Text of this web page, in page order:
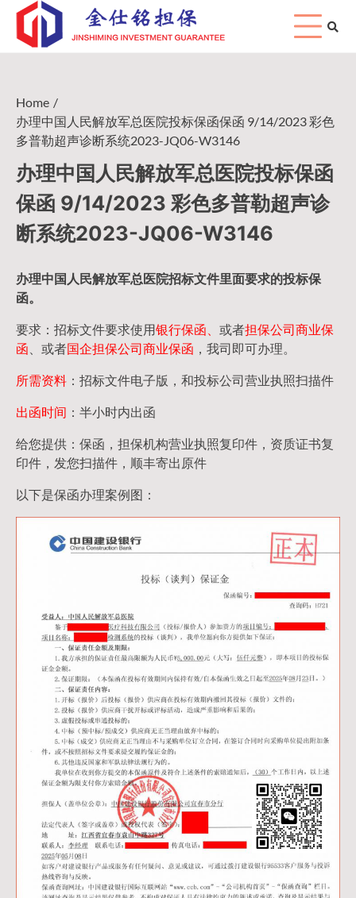
Skip
content
Home
办理中国人民解放军总医院投标保函保函 9/14/2023 彩色
多普勒超声诊断系统2023-JQ06-W3146
办理中国人民解放军总医院投标保函
保函 9/14/2023 彩色多普勒超声诊
断系统2023-JQ06-W3146
办理中国人民解放军总医院招标文件里面要求的投标保
函。
要求：招标文件要求使用银行保函、 或者担保公司商业保
函 、或者国企担保公司商业保函 ，我司即可办理。
所需资料 ：招标文件电子版，和投标公司营业执照扫描件
出函时间 ：半小时内出函
给您提供：保函，担保机构营业执照复印件，资质证书复
印件，发您扫描件，顺丰寄出原件
以下是保函办理案例图：